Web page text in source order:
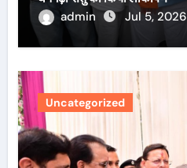
admin
Jul 5, 2026
Uncategorized